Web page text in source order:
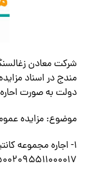
شرکت معادن
مندج در اسناد
دولت به صورت احاره
موضوع: مزایده
۱- اجاره مجموعه
۵۰۰۲۰۹۵۵۱۱۰۰۰۰۱۷ وشماره مزایده مرجع